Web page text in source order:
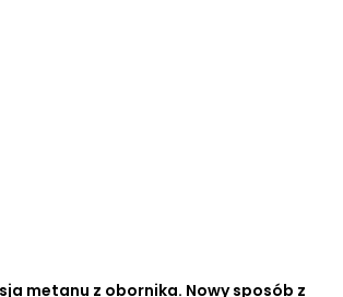
metanu z obornika. Nowy sposób z